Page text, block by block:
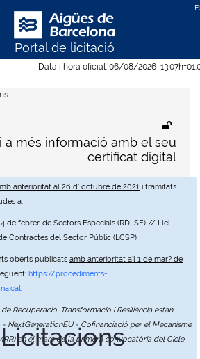
Data i hora oficial: 06/08/2026 13:07h
anterioritat al 26 d' octubre de 2021 i tramitats
a:
de febrer, de Sectors Especials (RDLSE) // Llei
Contractes del Sector Públic (LCSP)
oberts publicats amb anterioritat a'l 1 de mar? de
https://procediments-
Recuperació, Transformació i Resiliència estan
NextGenerationEU - Cofinanciació per el Mecanisme
en el marc de la primera convocatòria del Cicle
Portal de licitació
a més informació amb el seu
certificat digital